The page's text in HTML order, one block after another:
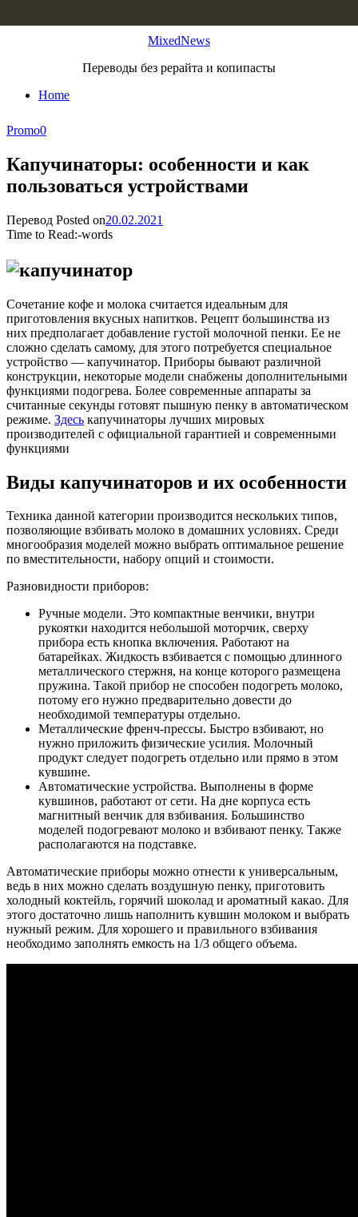
MixedNews
Переводы без рерайта и копипасты
Home
Promo0
Капучинаторы: особенности и как
пользоваться устройствами
Перевод Posted on20.02.2021
Time to Read:-words
Сочетание кофе и молока считается идеальным для
приготовления вкусных напитков. Рецепт большинства из
них предполагает добавление густой молочной пенки. Ее не
сложно сделать самому, для этого потребуется специальное
устройство — капучинатор. Приборы бывают различной
конструкции, некоторые модели снабжены дополнительными
функциями подогрева. Более современные аппараты за
считанные секунды готовят пышную пенку в автоматическом
режиме. Здесь капучинаторы лучших мировых
производителей с официальной гарантией и современными
функциями
Виды капучинаторов и их особенности
Техника данной категории производится нескольких типов,
позволяющие взбивать молоко в домашних условиях. Среди
многообразия моделей можно выбрать оптимальное решение
по вместительности, набору опций и стоимости.
Разновидности приборов:
Ручные модели. Это компактные венчики, внутри
рукоятки находится небольшой моторчик, сверху
прибора есть кнопка включения. Работают на
батарейках. Жидкость взбивается с помощью длинного
металлического стержня, на конце которого размещена
пружина. Такой прибор не способен подогреть молоко,
потому его нужно предварительно довести до
необходимой температуры отдельно.
Металлические френч-прессы. Быстро взбивают, но
нужно приложить физические усилия. Молочный
продукт следует подогреть отдельно или прямо в этом
кувшине.
Автоматические устройства. Выполнены в форме
кувшинов, работают от сети. На дне корпуса есть
магнитный венчик для взбивания. Большинство
моделей подогревают молоко и взбивают пенку. Также
располагаются на подставке.
Автоматические приборы можно отнести к универсальным,
ведь в них можно сделать воздушную пенку, приготовить
холодный коктейль, горячий шоколад и ароматный какао. Для
этого достаточно лишь наполнить кувшин молоком и выбрать
нужный режим. Для хорошего и правильного взбивания
необходимо заполнять емкость на 1/3 общего объема.